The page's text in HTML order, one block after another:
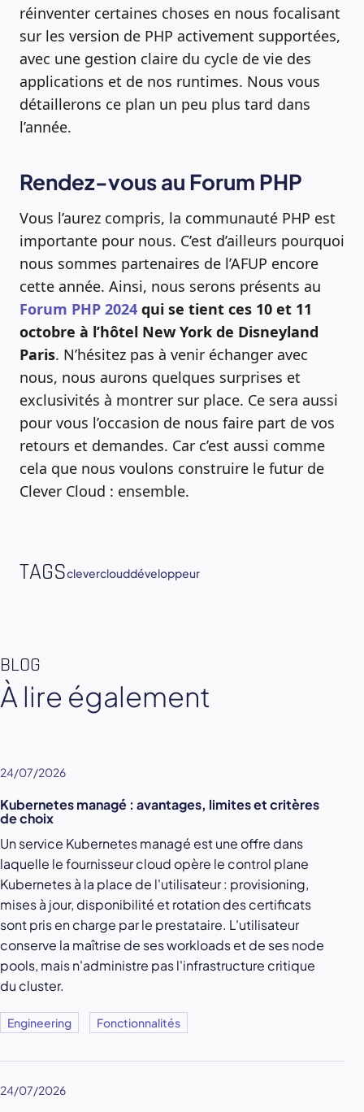
réinventer certaines choses en nous focalisant
sur les version de PHP activement supportées,
avec une gestion claire du cycle de vie des
applications et de nos runtimes. Nous vous
détaillerons ce plan un peu plus tard dans
l’année.
Rendez-vous au Forum PHP
Vous l’aurez compris, la communauté PHP est
importante pour nous. C’est d’ailleurs pourquoi
nous sommes partenaires de l’AFUP encore
cette année. Ainsi, nous serons présents au
Forum PHP 2024 qui se tient ces 10 et 11
octobre à l’hôtel New York de Disneyland
Paris. N’hésitez pas à venir échanger avec
nous, nous aurons quelques surprises et
exclusivités à montrer sur place. Ce sera aussi
pour vous l’occasion de nous faire part de vos
retours et demandes. Car c’est aussi comme
cela que nous voulons construire le futur de
Clever Cloud : ensemble.
TAGScleverclouddéveloppeur
BLOG
À lire également
24/07/2026
Kubernetes managé : avantages, limites et critères
de choix
Un service Kubernetes managé est une offre dans
laquelle le fournisseur cloud opère le control plane
Kubernetes à la place de l'utilisateur : provisioning,
mises à jour, disponibilité et rotation des certificats
sont pris en charge par le prestataire. L'utilisateur
conserve la maîtrise de ses workloads et de ses node
pools, mais n'administre pas l'infrastructure critique
du cluster.
Engineering Fonctionnalités
24/07/2026